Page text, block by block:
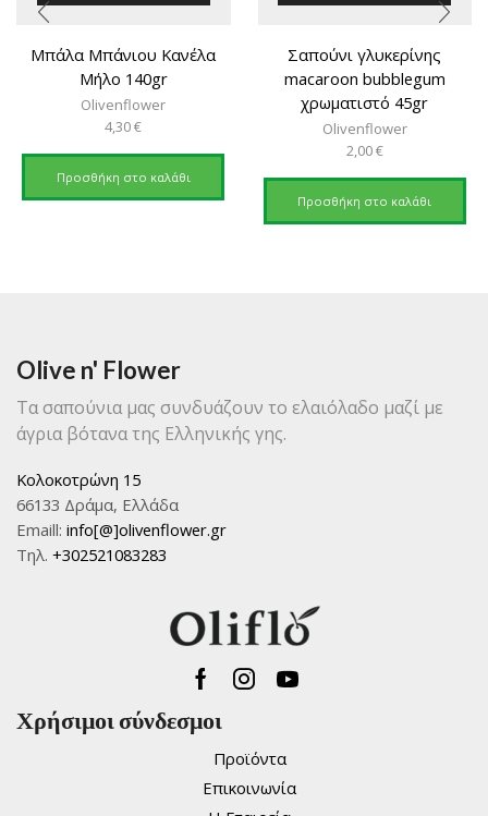
Μπάλα Μπάνιου Κανέλα
Μήλο 140gr
Olivenflower
4,30€
Προσθήκη στο καλάθι
Σαπούνι γλυκερίνης
macaroon bubblegum
χρωματιστό 45gr
Olivenflower
2,00€
Προσθήκη στο καλάθι
Olive n' Flower
Τα σαπούνια μας συνδυάζουν το ελαιόλαδο μαζί με
άγρια βότανα της Ελληνικής γης.
Κολοκοτρώνη 15
66133 Δράμα, Ελλάδα
Emaill: info[@]olivenflower.gr
Τηλ. +302521083283
Facebook
Instagram
Youtube
Χρήσιμοι σύνδεσμοι
Προϊόντα
Επικοινωνία